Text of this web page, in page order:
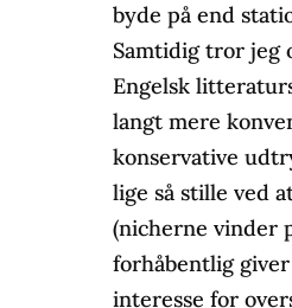
byde på end
Samtidig tror jeg
Engelsk
langt mere
konservative
lige så stille ved
(nicherne vinder
forhåbentlig
interesse for